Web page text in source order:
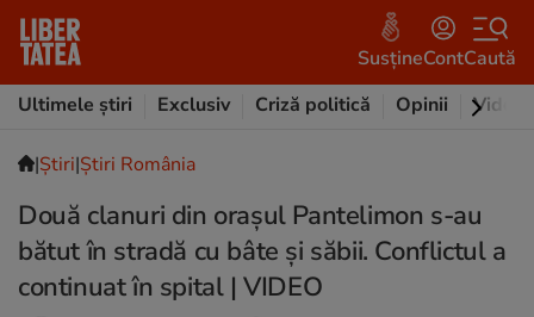
SusțineContCaută
Ultimele știri
Exclusiv Criză politică Opinii Video
|Ştiri|Știri România
Două clanuri din orașul Pantelimon s-au
bătut în stradă cu bâte și săbii. Conflictul a
continuat în spital | VIDEO